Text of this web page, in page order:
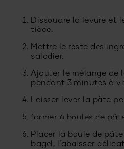
Dissoudre la levure et
tiède.
Mettre le reste des
saladier.
Ajouter le mélange de
pendant 3 minutes à
Laisser lever la pâte
former 6 boules de
Placer la boule de
bagel, l’abaisser